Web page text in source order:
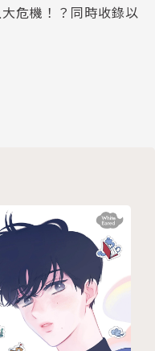
危機！？同時收錄以